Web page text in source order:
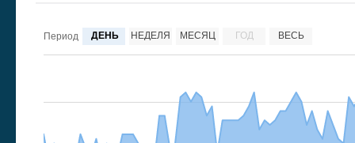
Период ДЕНЬ НЕДЕЛЯ МЕСЯЦ ГОД ВЕСЬ